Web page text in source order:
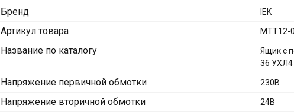
Бренд IEK
Артикул товара MTT12-
Название по каталогу
Ящик с
36 УХЛ4
Напряжение первичной обмотки 230В
Напряжение вторичной обмотки 24В